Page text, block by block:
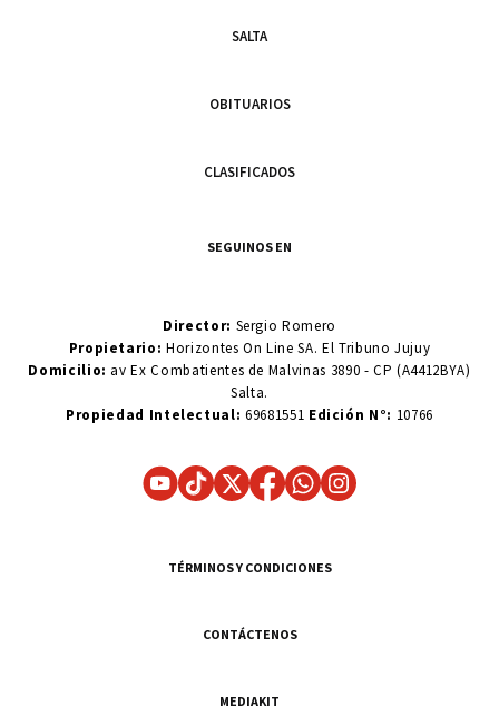
SALTA
OBITUARIOS
CLASIFICADOS
SEGUINOS EN
Director: Sergio Romero
Propietario:Horizontes On Line SA. El Tribuno Jujuy
Domicilio: av Ex Combatientes de Malvinas 3890 - CP (A4412BYA)
Salta.
Propiedad Intelectual: 69681551 Edición N°: 10766
TÉRMINOS Y CONDICIONES
CONTÁCTENOS
MEDIAKIT